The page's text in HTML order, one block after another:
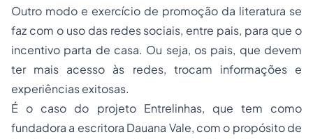
Outro modo e exercício de promoção da literatura se
faz com o uso das redes sociais, entre pais, para que o
incentivo parta de casa. Ou seja, os pais, que devem
ter mais acesso às redes, trocam informações e
experiências exitosas.
É o caso do projeto Entrelinhas, que tem como
fundadora a escritora Dauana Vale, com o propósito de